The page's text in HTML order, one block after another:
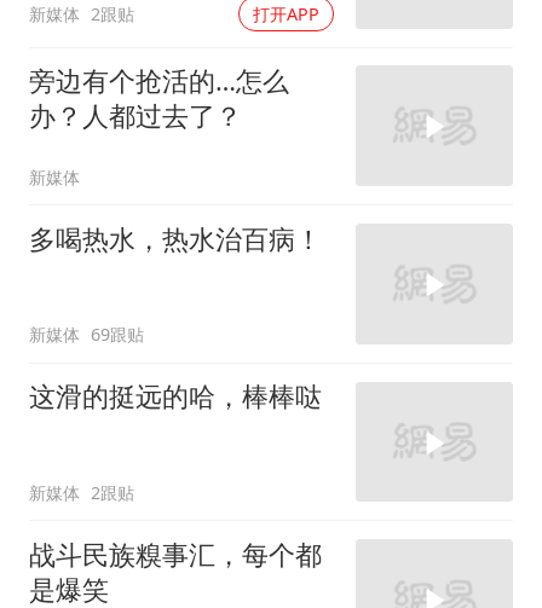
新媒体 2跟贴 打开APP
旁边有个抢活的…怎么
办？人都过去了？
新媒体
多喝热水，热水治百病！
新媒体 69跟贴
这滑的挺远的哈，棒棒哒
新媒体 2跟贴
战斗民族糗事汇，每个都
是爆笑